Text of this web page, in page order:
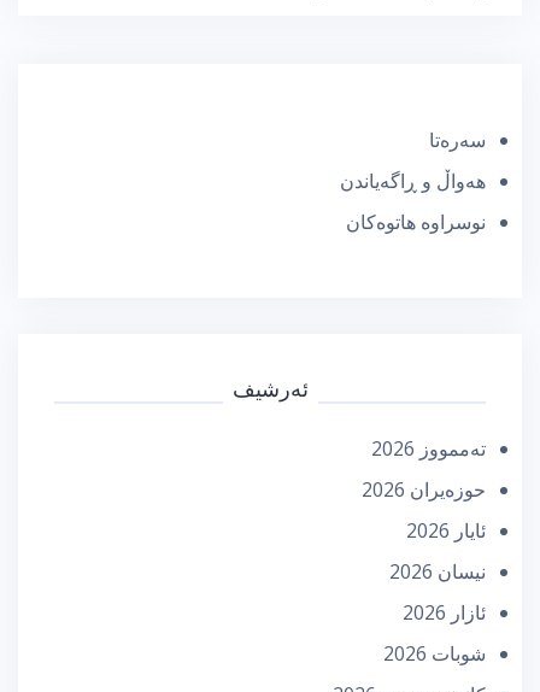
سەرەتا
هەواڵ و ڕاگەیاندن
نوسراوە هاتوەکان
ئەرشیف
تەممووز 2026
حوزه‌یران 2026
ئایار 2026
نیسان 2026
ئازار 2026
شوبات 2026